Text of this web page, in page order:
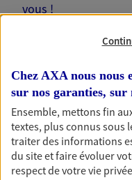
vous !
Nos offres
Épargne
Chez AXA nous nous
sur nos garanties, sur
Ensemble, mettons fin
textes, plus connus sous
traiter des informations
du site et faire évoluer
respect de votre vie